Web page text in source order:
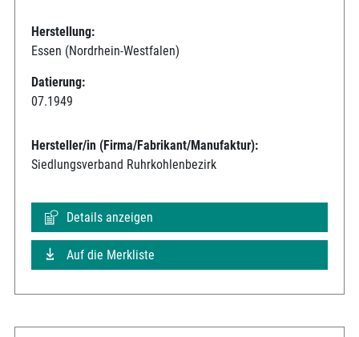
Herstellung:
Essen (Nordrhein-Westfalen)
Datierung:
07.1949
Hersteller/in (Firma/Fabrikant/Manufaktur):
Siedlungsverband Ruhrkohlenbezirk
Details anzeigen
Auf die Merkliste